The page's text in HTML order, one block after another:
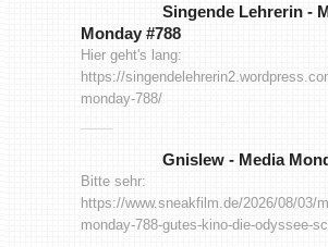
Singende Lehrerin -
Monday #788
Hier geht's lang:
https://
monday-788/
Gnislew - Media
Bitte sehr:
https://www.sneakfilm.de/2026/08/03/
monday-788-gutes-kino-die-odyssee-